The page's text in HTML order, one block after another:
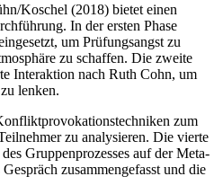
Koschel (2018) bietet einen
In der ersten Phase
um Prüfungsangst zu
zu schaffen. Die zweite
Interaktion nach Ruth Cohn, um
lenken.
zum
zu analysieren. Die vierte
Gruppenprozesses auf der Meta-
zusammengefasst und die